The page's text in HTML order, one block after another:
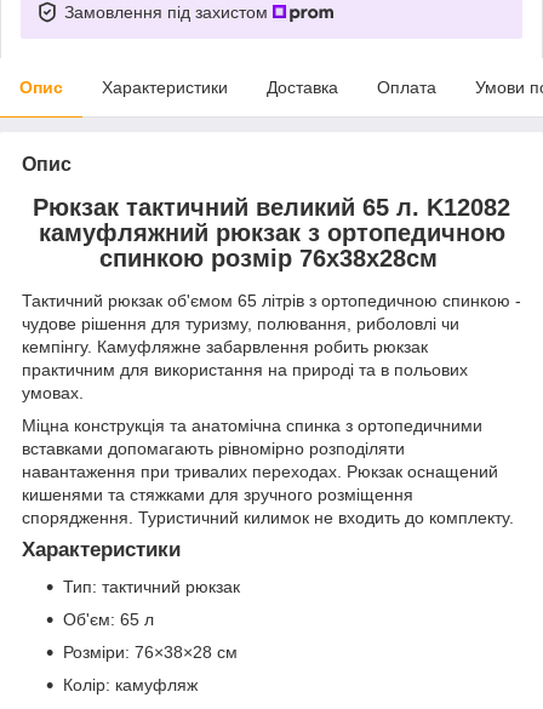
Замовлення під захистом
Опис Характеристики Доставка Оплата Умови
Опис
Рюкзак тактичний великий 65 л. K12082
камуфляжний рюкзак з ортопедичною
спинкою розмір 76х38х28см
Тактичний рюкзак об'ємом 65 літрів з ортопедичною спинкою -
чудове рішення для туризму, полювання, риболовлі чи
кемпінгу. Камуфляжне забарвлення робить рюкзак
практичним для використання на природі та в польових
умовах.
Міцна конструкція та анатомічна спинка з ортопедичними
вставками допомагають рівномірно розподіляти
навантаження при тривалих переходах. Рюкзак оснащений
кишенями та стяжками для зручного розміщення
спорядження. Туристичний килимок не входить до комплекту.
Характеристики
Тип: тактичний рюкзак
Об'єм: 65 л
Розміри: 76×38×28 см
Колір: камуфляж